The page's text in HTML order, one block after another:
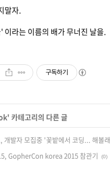
말자.
이라는 이름의 배가 무너진 날을.
구독하기
' 카테고리의 다른 글
개발자 모집중 '꽃밭에서 코딩... 해볼
GopherCon korea 2015 참관기
(0)